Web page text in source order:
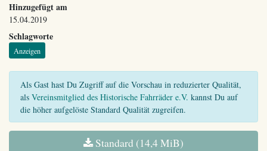
Hinzugefügt am
15.04.2019
Schlagworte
Anzeigen
Als Gast hast Du Zugriff auf die Vorschau in reduzierter Qualität,
als Vereinsmitglied des Historische Fahrräder e.V. kannst Du auf
die höher aufgelöste Standard Qualität zugreifen.
Standard (14,4 MiB)